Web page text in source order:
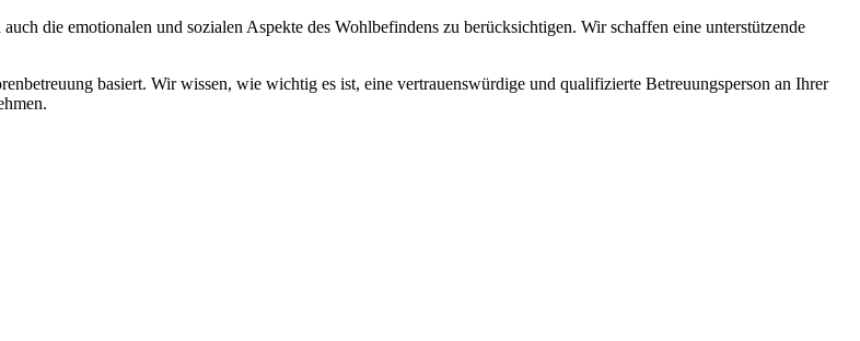
die emotionalen und sozialen Aspekte des Wohlbefindens zu berücksichtigen. Wir schaffen eine unterstützende
basiert. Wir wissen, wie wichtig es ist, eine vertrauenswürdige und qualifizierte Betreuungsperson an Ihrer